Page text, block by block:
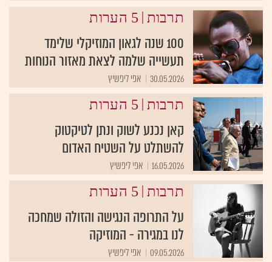
תרבות | 5 הערות
100 שנה לגאון המוזיקלי שלימד
תעשייה שלמה לצאת מאזור הנוחות
30.05.2026 אפי ליפשיץ
תרבות | 5 הערות
קאן נכנע לשוק ונתן לטיקטוק
להשתלט על השטיח האדום
16.05.2026 אפי ליפשיץ
תרבות | 5 הערות
על התרופה הנגישה והזולה שמחכה
לנו במגירה - המוזיקה
09.05.2026 אפי ליפשיץ